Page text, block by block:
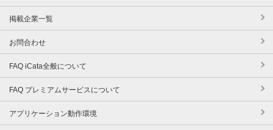
掲載企業一覧
お問合わせ
FAQ iCata全般について
FAQ プレミアムサービスについて
アプリケーション動作環境